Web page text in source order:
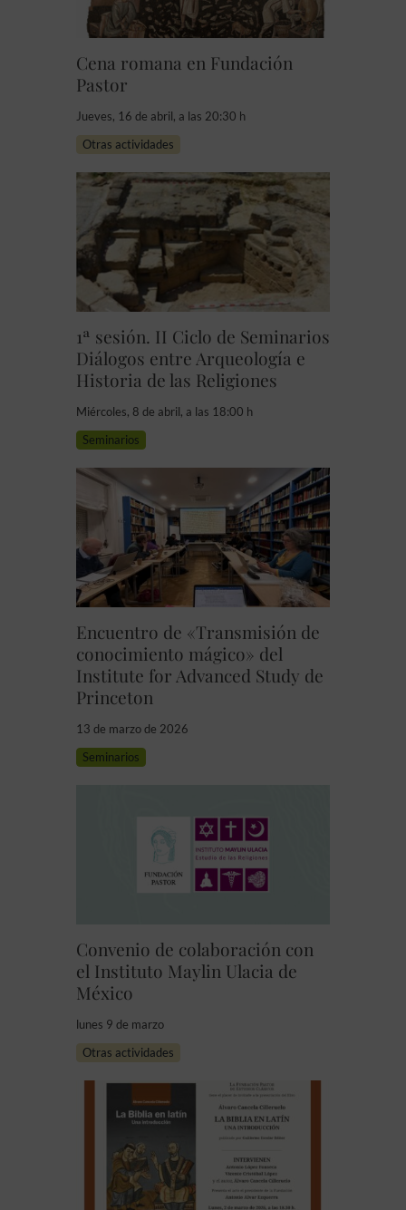
Cena romana en Fundación
Pastor
Jueves, 16 de abril, a las 20:30 h
Otras actividades
1ª sesión. II Ciclo de Seminarios
Diálogos entre Arqueología e
Historia de las Religiones
Miércoles, 8 de abril, a las 18:00 h
Seminarios
Encuentro de «Transmisión de
conocimiento mágico» del
Institute for Advanced Study de
Princeton
13 de marzo de 2026
Seminarios
Convenio de colaboración con
el Instituto Maylin Ulacia de
México
lunes 9 de marzo
Otras actividades